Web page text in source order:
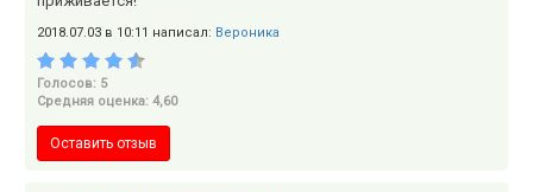
2018.07.03 в 10:11 написал: Вероника
Голосов: 5
Средняя оценка: 4,60
Оставить отзыв